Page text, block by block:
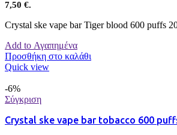
7,50 €.
Crystal ske vape bar Tiger blood 600 puffs
Add to Αγαπημένα
Προσθήκη στο καλάθι
Quick view
-6%
Σύγκριση
Crystal ske vape bar tobacco 600